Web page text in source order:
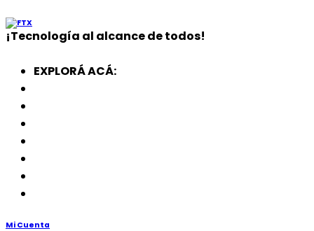
¡Tecnología al alcance de todos!
EXPLORÁ ACÁ:
Mi Cuenta